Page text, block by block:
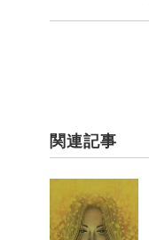
関連記事